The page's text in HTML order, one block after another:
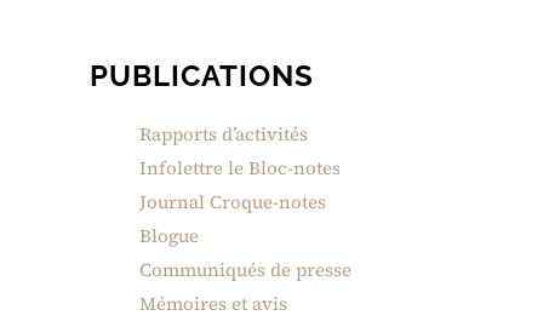
PUBLICATIONS
Rapports d’activités
Infolettre le Bloc-notes
Journal Croque-notes
Blogue
Communiqués de presse
Mémoires et avis